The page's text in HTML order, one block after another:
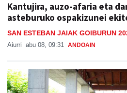
Kantujira, auzo-afaria eta
asteburuko ospakizunei
SAN ESTEBAN JAIAK GOIBURUN
Aiurri abu 08, 09:31 ANDOAIN